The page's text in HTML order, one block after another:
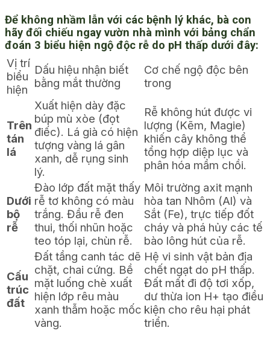
Để không nhầm lẫn với các bệnh lý khác, bà con
hãy đối chiếu ngay vườn nhà mình với bảng chẩn
đoán 3 biểu hiện ngộ độc rễ do pH thấp dưới đây:
Vị trí
biểu
hiện
Dấu hiệu nhận biết
bằng mắt thường
Cơ chế ngộ độc bên
trong
Trên
tán
lá
Xuất hiện dày đặc
búp mù xòe (đọt
điếc). Lá già có hiện
tượng vàng lá gân
xanh, dễ rụng sinh
lý.
Rễ không hút được vi
lượng (Kẽm, Magie)
khiến cây không thể
tổng hợp diệp lục và
phân hóa mầm chồi.
Dưới
bộ
rễ
Đào lớp đất mặt thấy
rễ tơ không có màu
trắng. Đầu rễ đen
thui, thối nhũn hoặc
teo tóp lại, chùn rễ.
Môi trường axit mạnh
hòa tan Nhôm (Al) và
Sắt (Fe), trực tiếp đốt
cháy và phá hủy các tế
bào lông hút của rễ.
Cấu
trúc
đất
Đất tầng canh tác dẽ
chặt, chai cứng. Bề
mặt luống chè xuất
hiện lớp rêu màu
xanh thẫm hoặc mốc
vàng.
Hệ vi sinh vật bản địa
chết ngạt do pH thấp.
Đất mất đi độ tơi xốp,
dư thừa ion H+ tạo điều
kiện cho rêu hại phát
triển.